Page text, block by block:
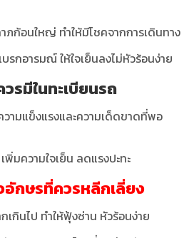
ภก้อนใหญ่ ทำให้มีโชคจากการเดินทาง
กอารมณ์ ให้ใจเย็นลงไม่หัวร้อนง่าย
รมีในทะเบียนรถ
ามแข็งแรงและความเด็ดขาดที่พอ
พิ่มความใจเย็น ลดแรงปะทะ
อักษรที่ควรหลีกเลี่ยง
เกินไป ทำให้ฟุ้งซ่าน หัวร้อนง่าย